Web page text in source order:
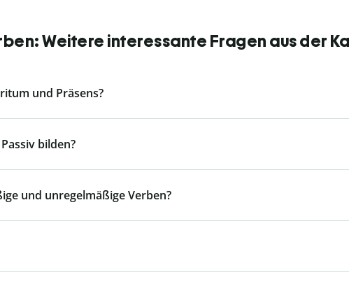
Weitere interessante Fragen aus der
und Präsens?
bilden?
und unregelmäßige Verben?